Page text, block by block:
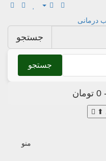
جستجو
جستجو
⬆
منو